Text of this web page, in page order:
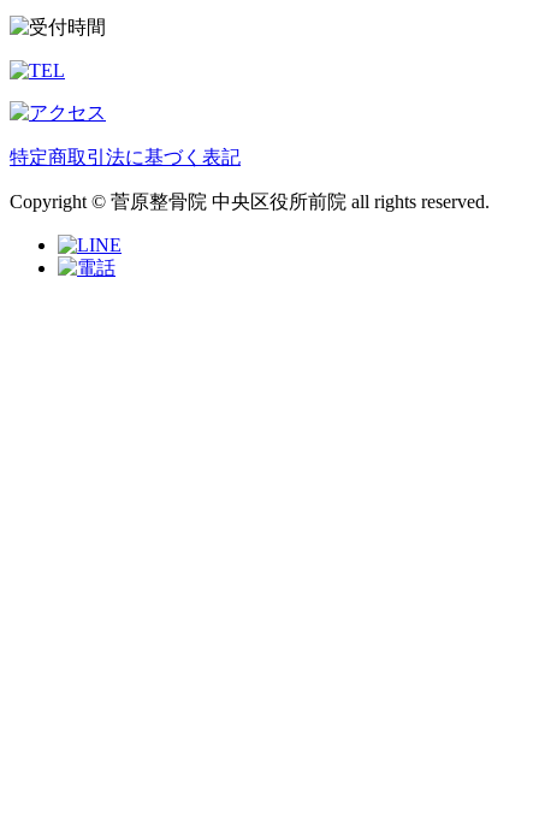
特定商取引法に基づく表記
Copyright © 菅原整骨院 中央区役所前院 all rights reserved.